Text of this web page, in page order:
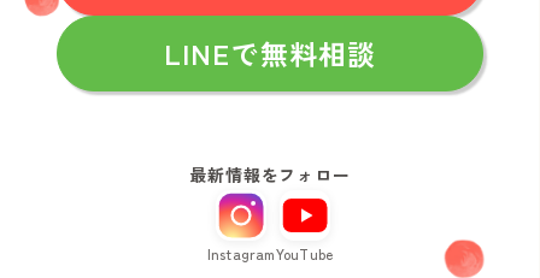
LINEで無料相談
最新情報をフォロー
InstagramYouTube